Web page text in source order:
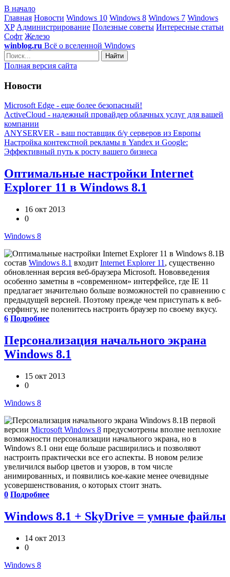
В начало
Главная Новости Windows 10 Windows 8 Windows 7 Windows
XP Администрирование Полезные советы Интересные статьи
Софт Железо
winblog.ru Всё о вселенной Windows
Найти
Полная версия сайта
Новости
Microsoft Edge - еще более безопасный!
ActiveCloud - надежный провайдер облачных услуг для вашей
компании
ANYSERVER - ваш поставщик б/у серверов из Европы
Настройка контекстной рекламы в Yandex и Google:
Эффективный путь к росту вашего бизнеса
Оптимальные настройки Internet
Explorer 11 в Windows 8.1
16 окт 2013
0
Windows 8
В
состав Windows 8.1 входит Internet Explorer 11 , существенно
обновленная версия веб-браузера Microsoft. Нововведения
особенно заметны в «современном» интерфейсе, где IE 11
предлагает значительно больше возможностей по сравнению с
предыдущей версией. Поэтому прежде чем приступать к веб-
серфингу, не поленитесь настроить браузер по своему вкусу.
6 Подробнее
Персонализация начального экрана
Windows 8.1
15 окт 2013
0
Windows 8
В первой
версии Microsoft Windows 8 предусмотрены вполне неплохие
возможности персонализации начального экрана, но в
Windows 8.1 они еще больше расширились и позволяют
настроить практически все его аспекты. В новом релизе
увеличился выбор цветов и узоров, в том числе
анимированных, и появились кое-какие менее очевидные
усовершенствования, о которых стоит знать.
0 Подробнее
Windows 8.1 + SkyDrive = умные файлы
14 окт 2013
0
Windows 8